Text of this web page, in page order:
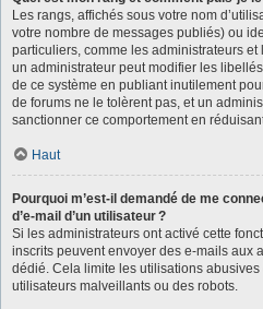
Les rangs, affichés sous votre nom
votre nombre de messages publiés) ou
particuliers, comme les administrateurs
un administrateur peut modifier les
de ce système en publiant inutilement
de forums ne le tolèrent pas, et un
sanctionner ce comportement en
Haut
Pourquoi m’est-il demandé de me
d’e-mail d’un utilisateur ?
Si les administrateurs ont activé cette
inscrits peuvent envoyer des e-mails aux
dédié. Cela limite les utilisations abusives
utilisateurs malveillants ou des robots.